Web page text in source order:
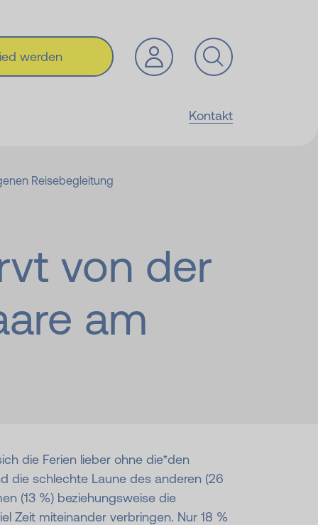
werden
Kontakt
Reisebegleitung
von der
am
die Ferien lieber ohne die*den
die schlechte Laune des anderen (26
(13 %) beziehungsweise die
Zeit miteinander verbringen. Nur 18 %